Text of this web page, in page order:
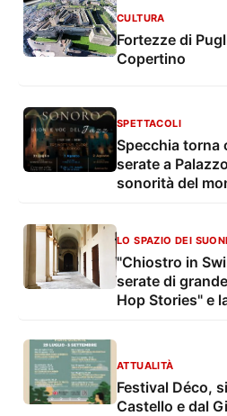
CULTURA
Fortezze di
Copertino
SPETTACOLI
Specchia torna
serate a
sonorità del
LO SPAZIO DEI SUONI
"Chiostro in
serate di
Hop Stories" e
ATTUALITÀ
Festival Déco,
Castello e dal